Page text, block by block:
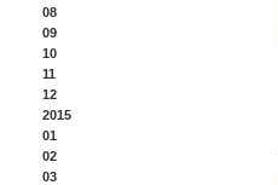
08
09
10
11
12
2015
01
02
03